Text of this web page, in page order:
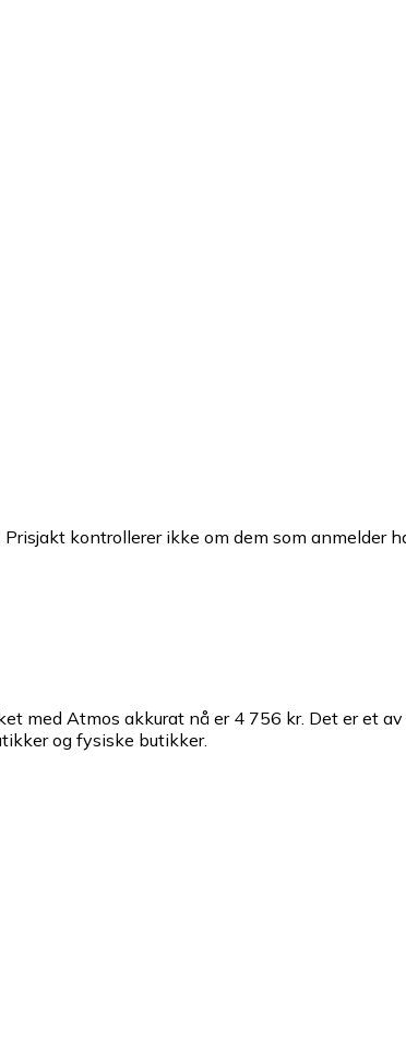
kontrollerer ikke om dem som anmelder
med Atmos akkurat nå er 4 756 kr. Det er et
og fysiske butikker.